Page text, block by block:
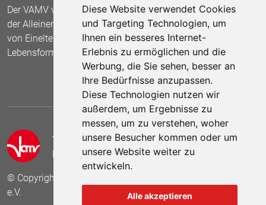
Diese Website verwendet Cookies
und Targeting Technologien, um
Ihnen ein besseres Internet-
Erlebnis zu ermöglichen und die
Werbung, die Sie sehen, besser an
Ihre Bedürfnisse anzupassen.
Diese Technologien nutzen wir
außerdem, um Ergebnisse zu
messen, um zu verstehen, woher
unsere Besucher kommen oder um
unsere Website weiter zu
entwickeln.
Alle akzeptieren
Der VAMV vertritt seit 1967 die Interessen
der Alleinerziehenden und fordert die Anerkennung
von Einelternfamilien als gleichberechtigte
Lebensform.
Telefon:(0431) - 55 79 150
E-Mail:
info[at]vamv-sh.de
© Copyright 2024 VAMV Landesverband Schleswig-Holstein
e.V.